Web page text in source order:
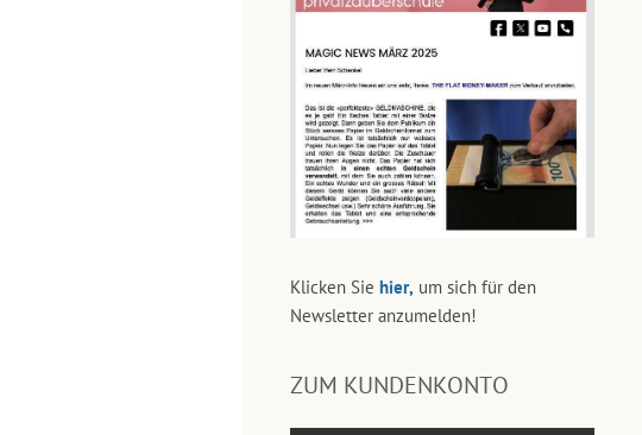
Klicken Sie hier, um sich für den
Newsletter anzumelden!
ZUM KUNDENKONTO